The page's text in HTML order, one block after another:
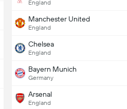
England
Manchester United
England
Chelsea
England
Bayern Munich
Germany
Arsenal
England